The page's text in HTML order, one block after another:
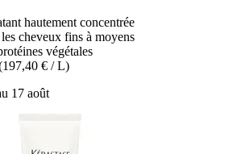
hautement concentrée
cheveux fins à moyens
végétales
€ / L)
17 août